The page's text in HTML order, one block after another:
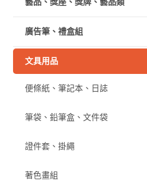
廣告筆、禮盒組
文具用品
便條紙、筆記本、日誌
筆袋、鉛筆盒、文件袋
證件套、掛繩
著色畫組